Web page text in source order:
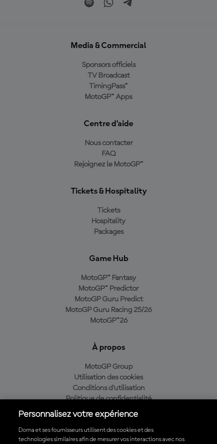
Media & Commercial
Sponsors officiels
TV Broadcast
TimingPass™
MotoGP™ Apps
Centre d'aide
Nous contacter
FAQ
Rejoignez le MotoGP™
Tickets & Hospitality
Tickets
Hospitality
Packages
Game Hub
MotoGP™ Fantasy
MotoGP™ Predictor
MotoGP Guru Predict
MotoGP Guru Racing 25/26
MotoGP™26
À propos
MotoGP Group
Utilisation des cookies
Conditions d'utilisation
Politique de confidentialité
Politique d’achat
Personnalisez votre expérience
Dorna et ses fournisseurs utilisent des cookies et des
technologies similaires afin de mesurer vos interactions avec nos